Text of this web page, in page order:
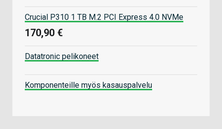
Crucial P310 1 TB M.2 PCI Express 4.0 NVMe
170,90 €
Datatronic pelikoneet
Komponenteille myös kasauspalvelu